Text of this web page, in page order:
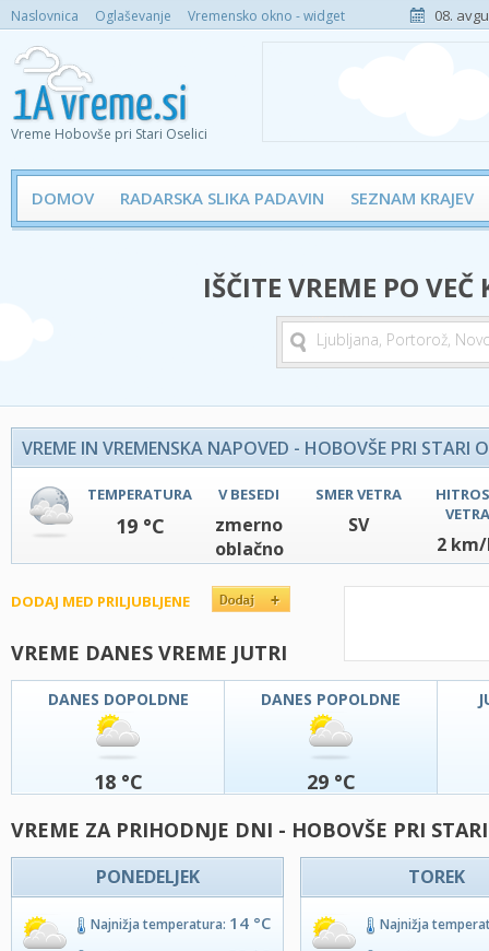
Naslovnica Oglaševanje Vremensko okno - widget 08.
Vreme Hobovše pri Stari Oselici
DOMOV RADARSKA SLIKA PADAVIN SEZNAM KRAJEV
IŠČITE VREME PO
VREME IN VREMENSKA NAPOVED - HOBOVŠE PRI STARI
TEMPERATURA
19 °C
V BESEDI
zmerno
oblačno
SMER VETRA
SV
VETRA
2
DODAJ MED PRILJUBLJENE
VREME DANES VREME JUTRI
DANES DOPOLDNE
18 °C
DANES POPOLDNE
29 °C
VREME ZA PRIHODNJE DNI - HOBOVŠE PRI
PONEDELJEK
Najnižja temperatura: 14 °C
TOREK
Najnižja